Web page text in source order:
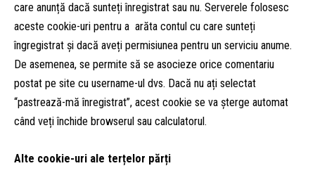
care anunță dacă sunteți înregistrat sau nu. Serverele folosesc
aceste cookie-uri pentru a arăta contul cu care sunteți
îngregistrat și dacă aveți permisiunea pentru un serviciu anume.
De asemenea, se permite să se asocieze orice comentariu
postat pe site cu username-ul dvs. Dacă nu ați selectat
“pastrează-mă înregistrat”, acest cookie se va șterge automat
când veți închide browserul sau calculatorul.
Alte cookie-uri ale terțelor părți